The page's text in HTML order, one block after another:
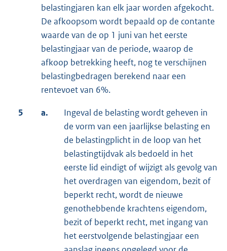
belastingjaren kan elk jaar worden afgekocht.
De afkoopsom wordt bepaald op de contante
waarde van de op 1 juni van het eerste
belastingjaar van de periode, waarop de
afkoop betrekking heeft, nog te verschijnen
belastingbedragen berekend naar een
rentevoet van 6%.
5 a.
Ingeval de belasting wordt geheven in
de vorm van een jaarlijkse belasting en
de belastingplicht in de loop van het
belastingtijdvak als bedoeld in het
eerste lid eindigt of wijzigt als gevolg van
het overdragen van eigendom, bezit of
beperkt recht, wordt de nieuwe
genothebbende krachtens eigendom,
bezit of beperkt recht, met ingang van
het eerstvolgende belastingjaar een